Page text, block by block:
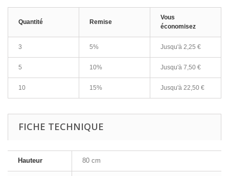
Quantité Remise
Vous
économisez
3 5% Jusqu'à 2,25 €
5 10% Jusqu'à 7,50 €
10 15% Jusqu'à 22,50 €
FICHE TECHNIQUE
Hauteur 80 cm